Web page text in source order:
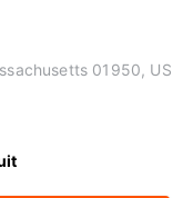
01950, US